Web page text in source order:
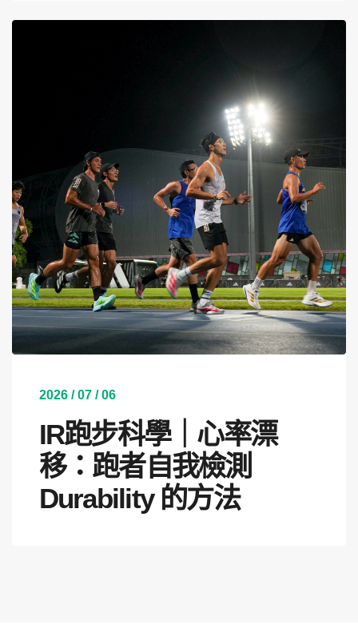
2026 / 07 / 06
IR跑步科學｜心率漂
移：跑者自我檢測
Durability 的方法